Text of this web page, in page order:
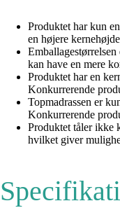
Produktet har kun
en højere
kan have en mere
Produktet har en
Konkurrerende
Topmadrassen er
Konkurrerende
Produktet tåler ikke
hvilket giver